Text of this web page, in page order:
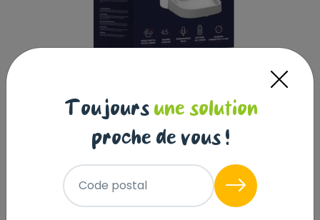
Toujours une solution
proche de vous !
Code postal